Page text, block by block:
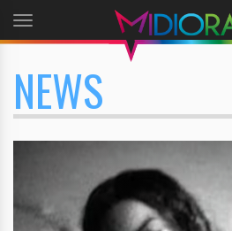
Toggle
navigation
NEWS